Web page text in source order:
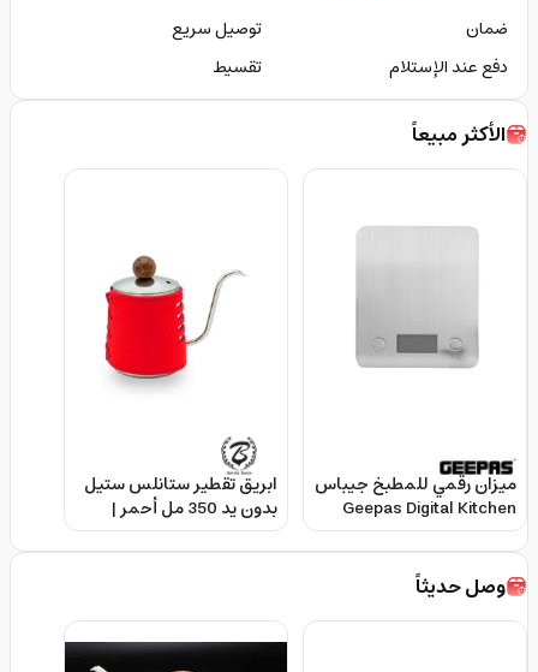
ضمان
توصيل سريع
دفع عند الإستلام
تقسيط
الأكثر مبيعاً
ميزان رقمي للمطبخ جيباس
Geepas Digital Kitchen
Scales
ابريق تقطير ستانلس ستيل
بدون يد 350 مل أحمر |
Barista Space Handless
Kettle
وصل حديثاً